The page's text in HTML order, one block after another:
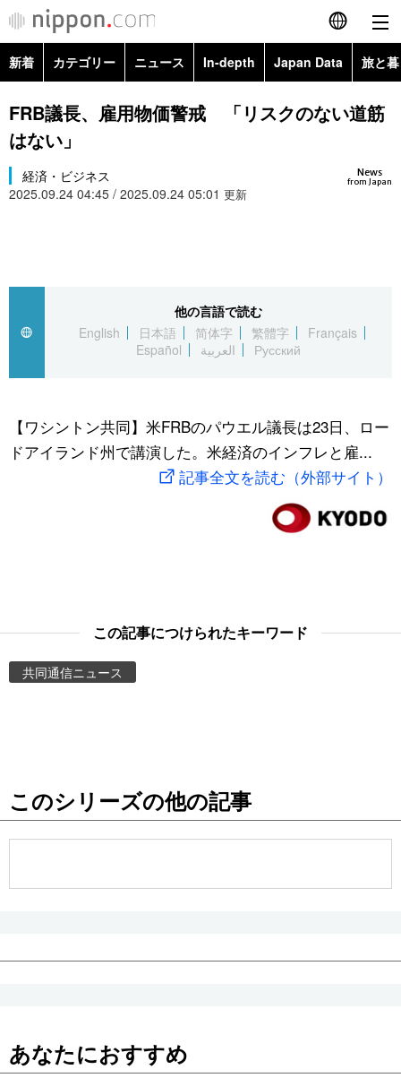
English
简体字
Русский
カテゴリー
国際
社会
文化
アーカイブ
Japan Data
旅と暮らし
動画/Live
Images
People
公式SNS
新着 カテゴリー ニュース In-depth Japan Data 旅と
政治・外交
経済・ビジネス
国際・海外
文化
科学・技術
暮らし
スポーツ・東京2020
Topics
FRB議長、雇用物価警戒 「リスクのない道筋
はない」
News
from Japan
経済・ビジネス
2025.09.24 04:45 / 2025.09.24 05:01 更新
他の言語で読む
English
日本語 简体字 繁體字
Français
Español
العربية Русский
【ワシントン共同】米FRBのパウエル議長は23日、ロー
ドアイランド州で講演した。米経済のインフレと雇...
記事全文を読む（外部サイト）
この記事につけられたキーワード
共同通信ニュース
このシリーズの他の記事
あなたにおすすめ